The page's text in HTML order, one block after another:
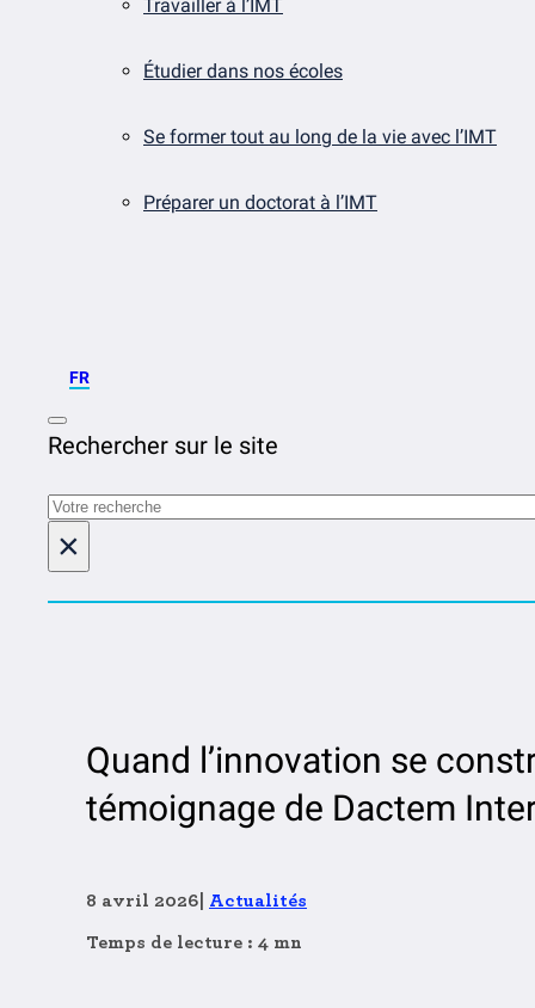
Travailler à l’IMT
Étudier dans nos écoles
Se former tout au long de la vie avec l’IMT
Préparer un doctorat à l’IMT
FR
Rechercher sur le site
Rechercher
×
Quand l’innovation se
témoignage de Dactem
8 avril 2026 Actualités
Temps de lecture : 4 mn